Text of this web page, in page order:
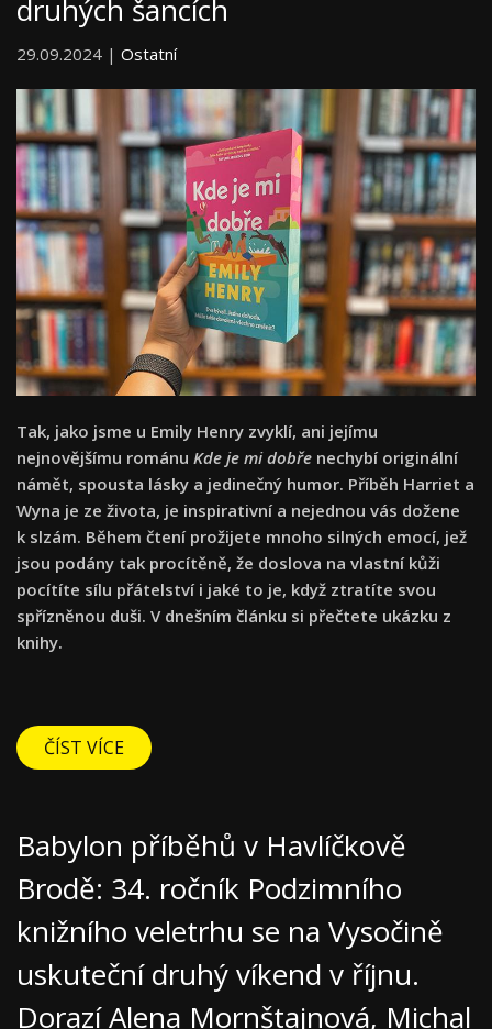
druhých šancích
29.09.2024 | Ostatní
Tak, jako jsme u Emily Henry zvyklí, ani jejímu
nejnovějšímu románu Kde je mi dobře nechybí originální
námět, spousta lásky a jedinečný humor. Příběh Harriet a
Wyna je ze života, je inspirativní a nejednou vás dožene
k slzám. Během čtení prožijete mnoho silných emocí, jež
jsou podány tak procítěně, že doslova na vlastní kůži
pocítíte sílu přátelství i jaké to je, když ztratíte svou
spřízněnou duši. V dnešním článku si přečtete ukázku z
knihy.
ČÍST VÍCE
Babylon příběhů v Havlíčkově
Brodě: 34. ročník Podzimního
knižního veletrhu se na Vysočině
uskuteční druhý víkend v říjnu.
Dorazí Alena Mornštajnová, Michal